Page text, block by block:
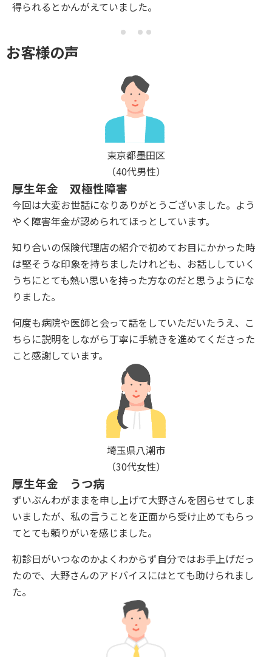
得られるとかんがえていました。
お客様の声
東京都墨田区
（40代男性）
厚生年金 双極性障害
今回は大変お世話になりありがとうございました。よう
やく障害年金が認められてほっとしています。
知り合いの保険代理店の紹介で初めてお目にかかった時
は堅そうな印象を持ちましたけれども、お話ししていく
うちにとても熱い思いを持った方なのだと思うようにな
りました。
何度も病院や医師と会って話をしていただいたうえ、こ
ちらに説明をしながら丁寧に手続きを進めてくださった
こと感謝しています。
埼玉県八潮市
（30代女性）
厚生年金 うつ病
ずいぶんわがままを申し上げて大野さんを困らせてしま
いましたが、私の言うことを正面から受け止めてもらっ
てとても頼りがいを感じました。
初診日がいつなのかよくわからず自分ではお手上げだっ
たので、大野さんのアドバイスにはとても助けられまし
た。